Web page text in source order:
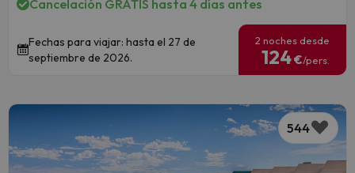
Cancelación GRATIS hasta 4 días antes
Fechas para viajar: hasta el 27 de
septiembre de 2026.
2 noches desde
124€/pers.
544